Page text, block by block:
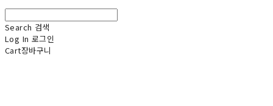
Search 검색
Log In 로그인
Cart장바구니